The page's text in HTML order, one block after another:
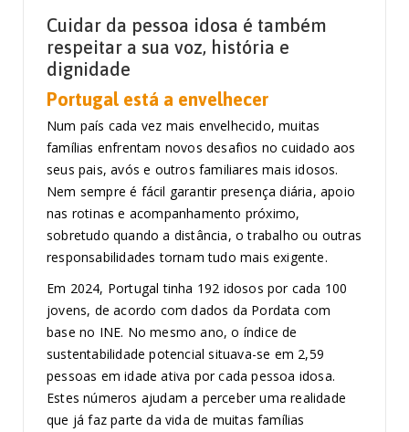
Cuidar da pessoa idosa é também
respeitar a sua voz, história e
dignidade
Portugal está a envelhecer
Num país cada vez mais envelhecido, muitas
famílias enfrentam novos desafios no cuidado aos
seus pais, avós e outros familiares mais idosos.
Nem sempre é fácil garantir presença diária, apoio
nas rotinas e acompanhamento próximo,
sobretudo quando a distância, o trabalho ou outras
responsabilidades tornam tudo mais exigente.
Em 2024, Portugal tinha 192 idosos por cada 100
jovens, de acordo com dados da Pordata com
base no INE. No mesmo ano, o índice de
sustentabilidade potencial situava-se em 2,59
pessoas em idade ativa por cada pessoa idosa.
Estes números ajudam a perceber uma realidade
que já faz parte da vida de muitas famílias